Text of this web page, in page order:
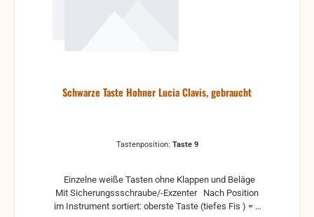
Schwarze Taste Hohner Lucia Clavis, gebraucht
Tastenposition: Taste 9
Mit Sicherungssschraube/-Exzenter Nach Position
im Instrument sortiert: oberste Taste (tiefes Fis ) = 1